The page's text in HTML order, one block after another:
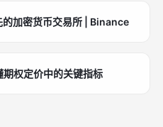
加密货币交易所 | Binance
权定价中的关键指标